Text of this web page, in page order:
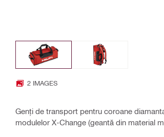
2 IMAGES
Genți de transport pentru coroane
modulelor X-Change (geantă din material